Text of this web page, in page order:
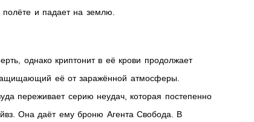
полёте и падает на землю.
однако криптонит в её крови продолжает
её от заражённой атмосферы.
переживает серию неудач, которая постепенно
Она даёт ему броню Агента Свобода. В